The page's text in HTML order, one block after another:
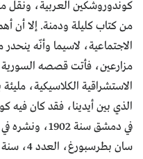
كوندوروشكين العربية، ونقل
من كتاب كليلة ودمنة. إلا أن
الاجتماعية، لاسيما وأنّه
مزارعين، فأتت قصصه السورية
الاستشراقية الكلاسيكية،
الذي بين أيدينا، فقد كان فيه
في دمشق سنة